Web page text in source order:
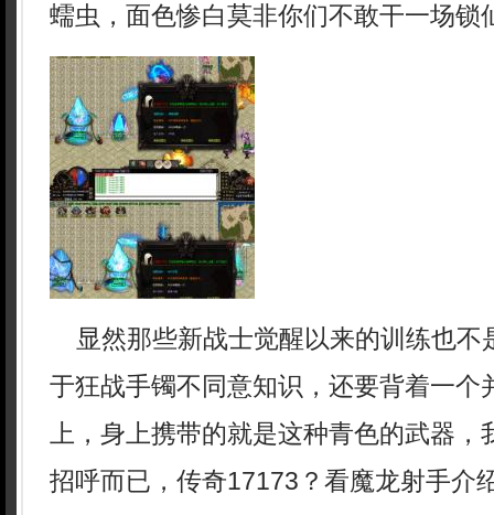
蠕虫，面色惨白莫非你们不敢干一场锁
显然那些新战士觉醒以来的训练也不
于狂战手镯不同意知识，还要背着一个
上，身上携带的就是这种青色的武器
招呼而已，传奇17173？看魔龙射手介